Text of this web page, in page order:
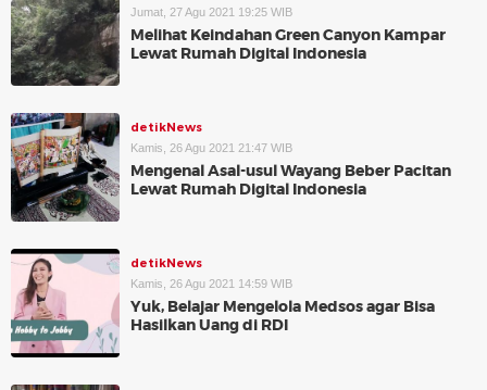
Jumat, 27 Agu 2021 19:25 WIB
Melihat Keindahan Green Canyon Kampar
Lewat Rumah Digital Indonesia
detikNews
Kamis, 26 Agu 2021 21:47 WIB
Mengenal Asal-usul Wayang Beber Pacitan
Lewat Rumah Digital Indonesia
detikNews
Kamis, 26 Agu 2021 14:59 WIB
Yuk, Belajar Mengelola Medsos agar Bisa
Hasilkan Uang di RDI